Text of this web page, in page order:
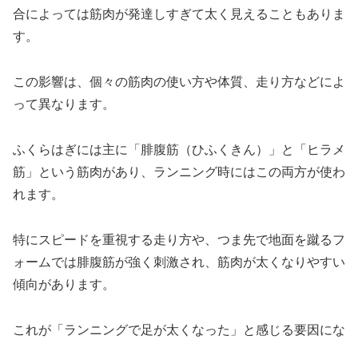
合によっては筋肉が発達しすぎて太く見えることもありま
す。
この影響は、個々の筋肉の使い方や体質、走り方などによ
って異なります。
ふくらはぎには主に「腓腹筋（ひふくきん）」と「ヒラメ
筋」という筋肉があり、ランニング時にはこの両方が使わ
れます。
特にスピードを重視する走り方や、つま先で地面を蹴るフ
ォームでは腓腹筋が強く刺激され、筋肉が太くなりやすい
傾向があります。
これが「ランニングで足が太くなった」と感じる要因にな